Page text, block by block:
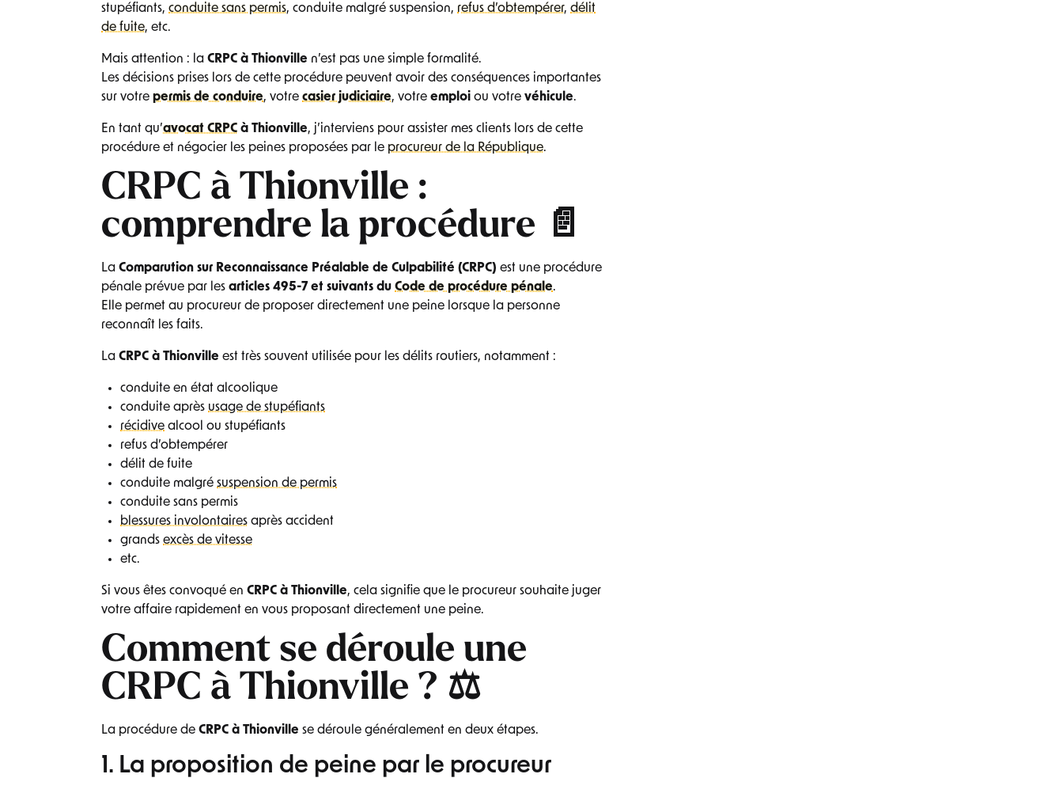
stupéfiants, conduite sans permis, conduite malgré suspension, refus d’obtempérer, délit
de fuite, etc.
Mais attention : la CRPC à Thionville n’est pas une simple formalité.
Les décisions prises lors de cette procédure peuvent avoir des conséquences importantes
sur votre permis de conduire, votre casier judiciaire, votre emploi ou votre véhicule.
En tant qu’avocat CRPC à Thionville, j’interviens pour assister mes clients lors de cette
procédure et négocier les peines proposées par le procureur de la République.
CRPC à Thionville :
comprendre la procédure 📄
La Comparution sur Reconnaissance Préalable de Culpabilité (CRPC) est une procédure
pénale prévue par les articles 495-7 et suivants du Code de procédure pénale.
Elle permet au procureur de proposer directement une peine lorsque la personne
reconnaît les faits.
La CRPC à Thionville est très souvent utilisée pour les délits routiers, notamment :
conduite en état alcoolique
conduite après usage de stupéfiants
récidive alcool ou stupéfiants
refus d’obtempérer
délit de fuite
conduite malgré suspension de permis
conduite sans permis
blessures involontaires après accident
grands excès de vitesse
etc.
Si vous êtes convoqué en CRPC à Thionville, cela signifie que le procureur souhaite juger
votre affaire rapidement en vous proposant directement une peine.
Comment se déroule une
CRPC à Thionville ? ⚖️
La procédure de CRPC à Thionville se déroule généralement en deux étapes.
1. La proposition de peine par le procureur